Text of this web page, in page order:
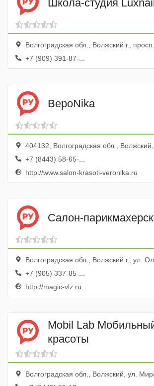
Школа-студия
Волгоградская обл., Волжский г.,
+7 (909) 391-87-...
ВероNika
404132, Волгоградская обл., Волжский,
+7 (8443) 58-65-...
http://www.salon-krasoti-veronika.ru
Салон-
Волгоградская обл., Волжский г., ул.
+7 (905) 337-85-...
http://magic-vlz.ru
Mobil Lab
красоты
Волгоградская обл., Волжский, ул.